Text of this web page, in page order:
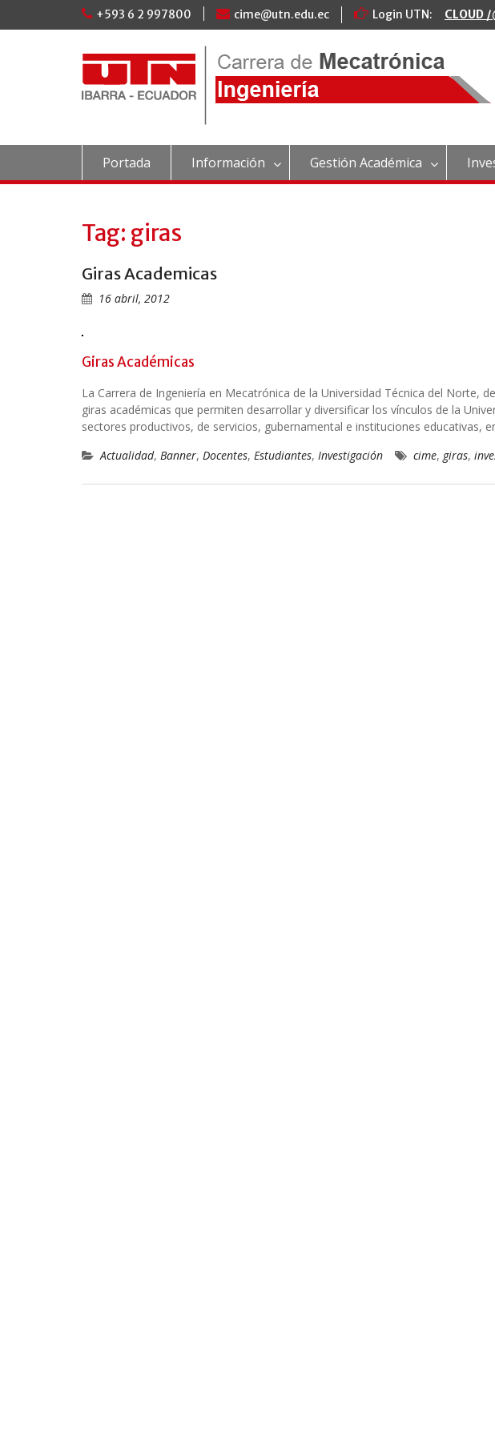
+593 6 2 997800 cime@utn.edu.ec Login UTN: CLOUD
Portada Información Gestión Académica
Tag: giras
Giras Academicas
16 abril, 2012
Giras Académicas
La Carrera de Ingeniería en Mecatrónica de la Universidad Técnica del Norte,
giras académicas que permiten desarrollar y diversificar los vínculos de la
sectores productivos, de servicios, gubernamental e instituciones educativas,
Actualidad, Banner, Docentes, Estudiantes, Investigación cime, giras,